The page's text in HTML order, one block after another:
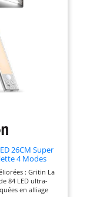
26CM Super
4 Modes
: Gritin La
84 LED ultra-
en alliage